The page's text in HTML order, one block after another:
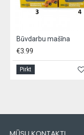
Būvdarbu mašīna
€3.99